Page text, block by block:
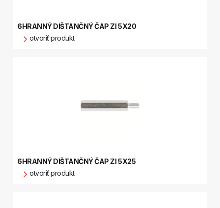
6HRANNÝ DIŠTANČNÝ ČAP ZI 5X20
otvoriť produkt
6HRANNÝ DIŠTANČNÝ ČAP ZI 5X25
otvoriť produkt